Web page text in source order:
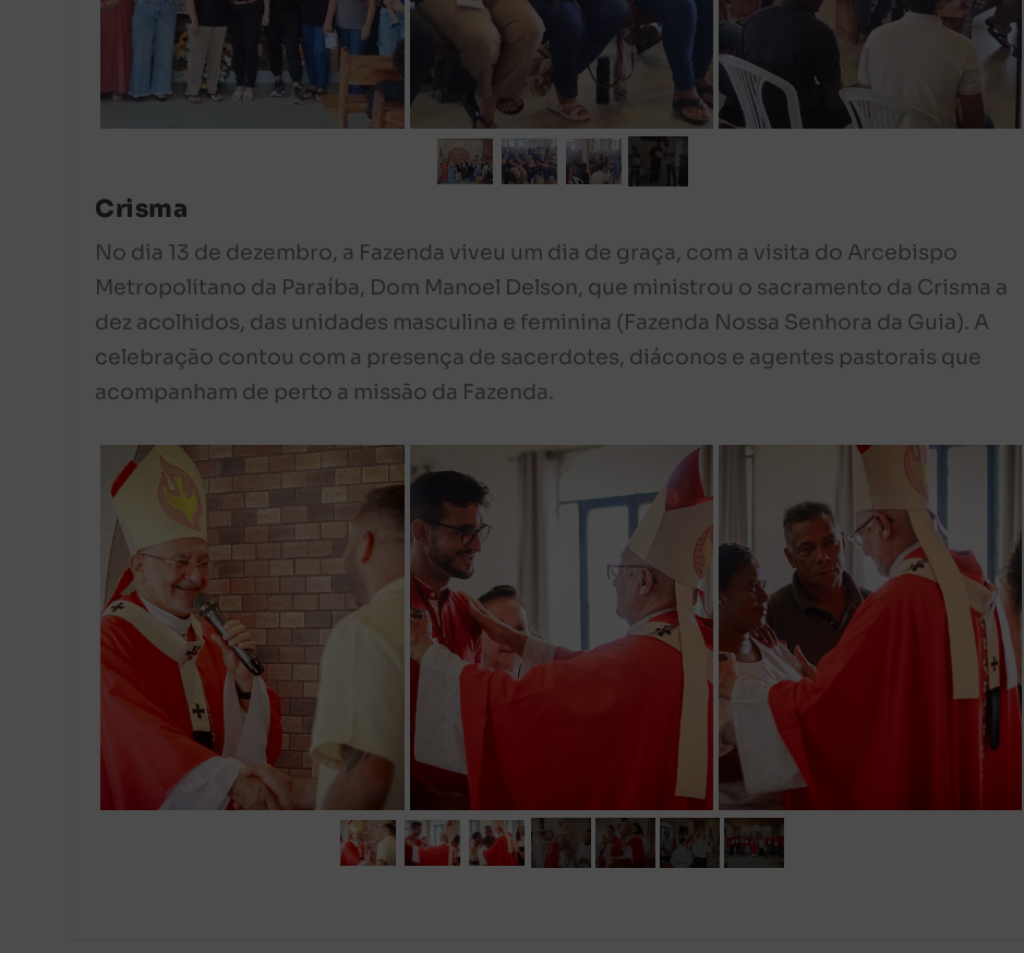
Crisma
No dia 13 de dezembro, a Fazenda viveu um dia de graça, com a visita do Arcebispo
Metropolitano da Paraíba, Dom Manoel Delson, que ministrou o sacramento da Crisma a
dez acolhidos, das unidades masculina e feminina (Fazenda Nossa Senhora da Guia). A
celebração contou com a presença de sacerdotes, diáconos e agentes pastorais que
acompanham de perto a missão da Fazenda.